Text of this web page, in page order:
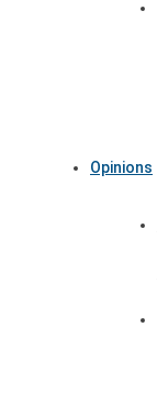
Opinions